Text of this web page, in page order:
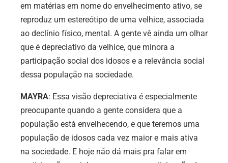
em matérias em nome do envelhecimento ativo, se
reproduz um estereótipo de uma velhice, associada
ao declínio físico, mental. A gente vê ainda um olhar
que é depreciativo da velhice, que minora a
participação social dos idosos e a relevância social
dessa população na sociedade.
MAYRA: Essa visão depreciativa é especialmente
preocupante quando a gente considera que a
população está envelhecendo, e que teremos uma
população de idosos cada vez maior e mais ativa
na sociedade. E hoje não dá mais pra falar em